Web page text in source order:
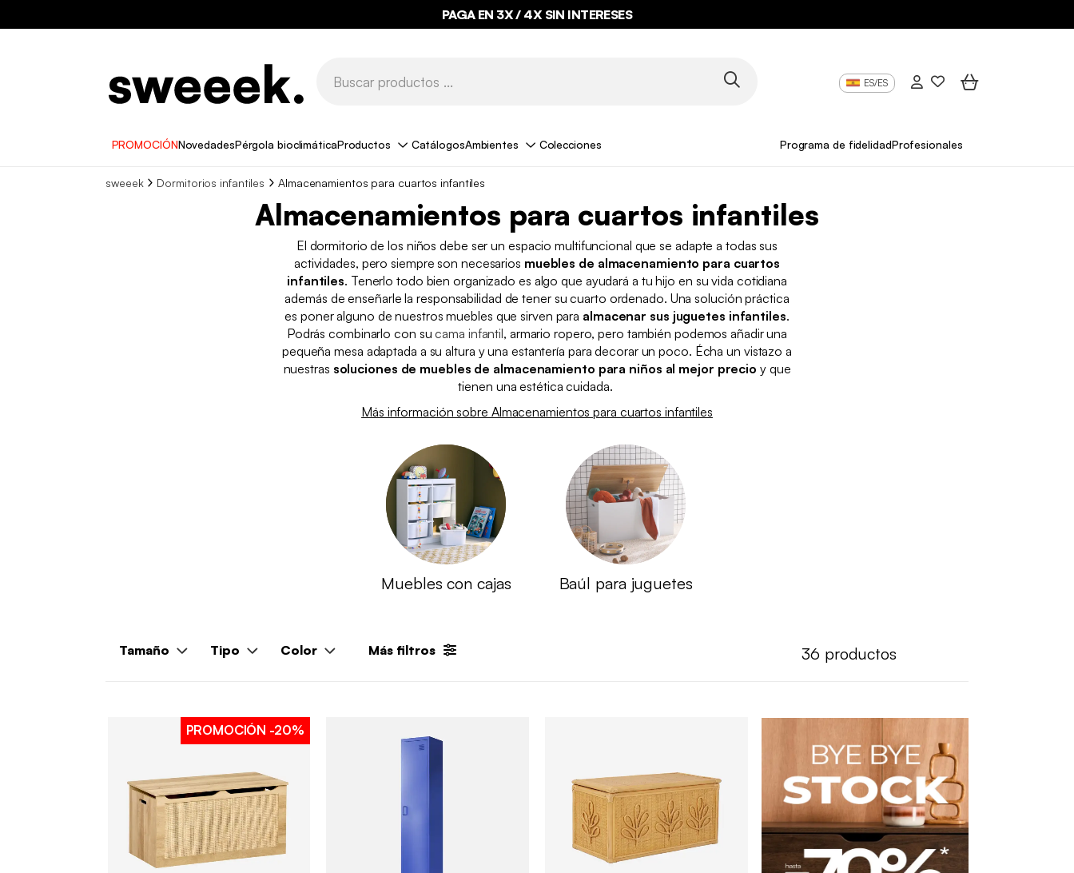
PAGA EN 3X / 4X SIN INTERESES
ES/ES
PROMOCIÓNNovedadesPérgola bioclimáticaProductos CatálogosAmbientes Colecciones Programa de fidelidadProfesionales
sweeek Dormitorios infantiles Almacenamientos para cuartos infantiles
Almacenamientos para cuartos infantiles
El dormitorio de los niños debe ser un espacio multifuncional que se adapte a todas sus
actividades, pero siempre son necesarios muebles de almacenamiento para cuartos
infantiles. Tenerlo todo bien organizado es algo que ayudará a tu hijo en su vida cotidiana
además de enseñarle la responsabilidad de tener su cuarto ordenado. Una solución práctica
es poner alguno de nuestros muebles que sirven para almacenar sus juguetes infantiles.
Podrás combinarlo con sucama infantil, armario ropero, pero también podemos añadir una
pequeña mesa adaptada a su altura y una estantería para decorar un poco. Écha un vistazo a
nuestras soluciones de muebles de almacenamiento para niños al mejor precio y que
tienen una estética cuidada.
Más información sobre Almacenamientos para cuartos infantiles
Muebles con cajas Baúl para juguetes
Tamaño Tipo Color Más filtros 36 productos
PROMOCIÓN -20%